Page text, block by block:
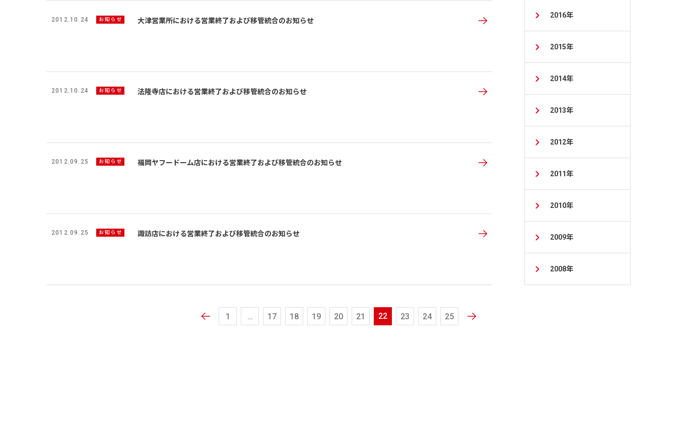
2012.10.24 お知らせ 大津営業所における営業終了および移管統合のお知らせ
2012.10.24 お知らせ 法隆寺店における営業終了および移管統合のお知らせ
2012.09.25 お知らせ 福岡ヤフードーム店における営業終了および移管統合のお知らせ
2012.09.25 お知らせ 諏訪店における営業終了および移管統合のお知らせ
2016年
2015年
2014年
2013年
2012年
2011年
2010年
2009年
2008年
1 … 17 18 19 20 21 22 23 24 25